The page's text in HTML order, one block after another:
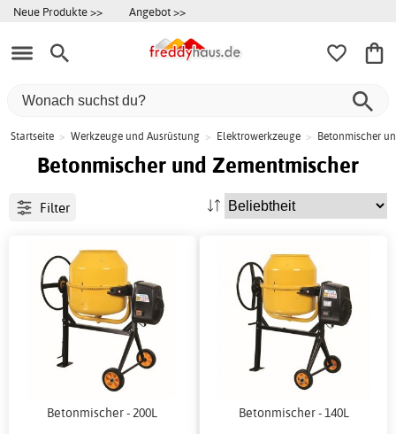
Neue Produkte >> Angebot >>
Startseite > Werkzeuge und Ausrüstung > Elektrowerkzeuge > Betonmischer
Betonmischer und Zementmischer
Filter
Betonmischer - 200L Betonmischer - 140L